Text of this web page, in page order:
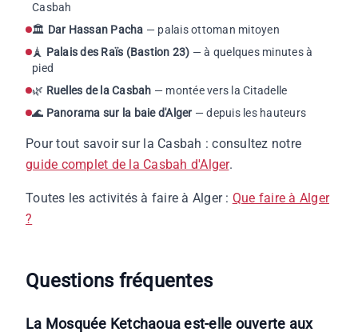
Casbah
🏛️ Dar Hassan Pacha — palais ottoman mitoyen
🗼 Palais des Raïs (Bastion 23) — à quelques minutes à
pied
🌿 Ruelles de la Casbah — montée vers la Citadelle
🌊 Panorama sur la baie d'Alger — depuis les hauteurs
Pour tout savoir sur la Casbah : consultez notre
guide complet de la Casbah d'Alger.
Toutes les activités à faire à Alger : Que faire à Alger
?
Questions fréquentes
La Mosquée Ketchaoua est-elle ouverte aux